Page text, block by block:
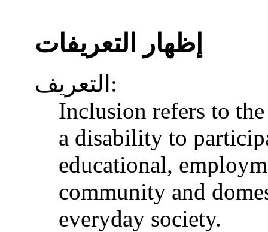
إظهار التعريفات
التعريف:
Inclusion refers to
a disability to
educational,
community and
everyday society.